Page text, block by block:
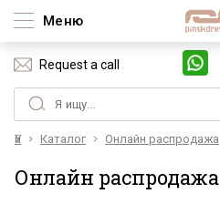
Меню
Request a call
Үй Каталог Онлайн распродажа
Онлайн распродажа